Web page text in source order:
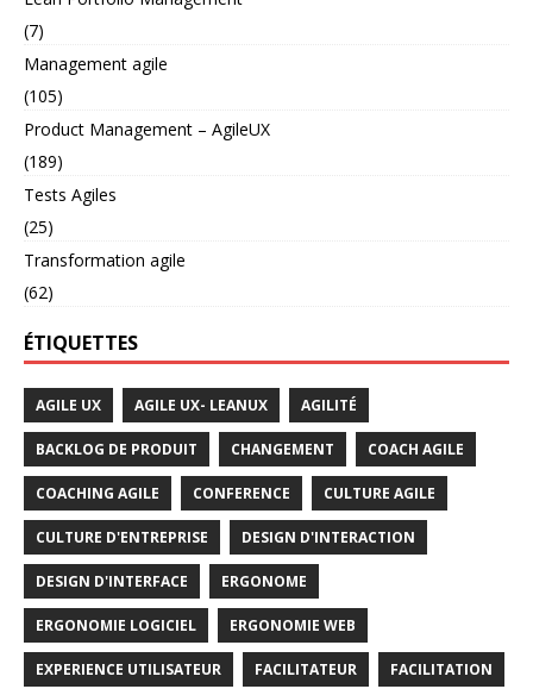
(7)
Management agile
(105)
Product Management – AgileUX
(189)
Tests Agiles
(25)
Transformation agile
(62)
ÉTIQUETTES
AGILE UX AGILE UX- LEANUX AGILITÉ
BACKLOG DE PRODUIT CHANGEMENT COACH AGILE
COACHING AGILE CONFERENCE CULTURE AGILE
CULTURE D'ENTREPRISE DESIGN D'INTERACTION
DESIGN D'INTERFACE ERGONOME
ERGONOMIE LOGICIEL ERGONOMIE WEB
EXPERIENCE UTILISATEUR FACILITATEUR FACILITATION